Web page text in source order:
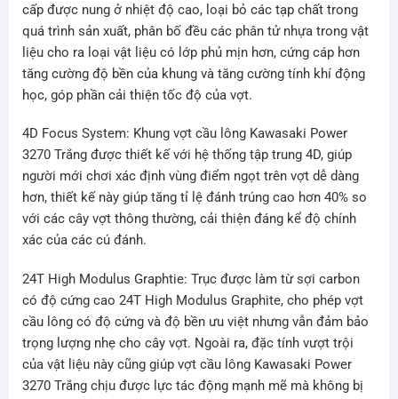
cấp được nung ở nhiệt độ cao, loại bỏ các tạp chất trong
quá trình sản xuất, phân bố đều các phân tử nhựa trong vật
liệu cho ra loại vật liệu có lớp phủ mịn hơn, cứng cáp hơn
tăng cường độ bền của khung và tăng cường tính khí động
học, góp phần cải thiện tốc độ của vợt.
4D Focus System: Khung vợt cầu lông Kawasaki Power
3270 Trắng được thiết kế với hệ thống tập trung 4D, giúp
người mới chơi xác định vùng điểm ngọt trên vợt dễ dàng
hơn, thiết kế này giúp tăng tỉ lệ đánh trúng cao hơn 40% so
với các cây vợt thông thường, cải thiện đáng kể độ chính
xác của các cú đánh.
24T High Modulus Graphtie: Trục được làm từ sợi carbon
có độ cứng cao 24T High Modulus Graphite, cho phép vợt
cầu lông có độ cứng và độ bền ưu việt nhưng vẫn đảm bảo
trọng lượng nhẹ cho cây vợt. Ngoài ra, đặc tính vượt trội
của vật liệu này cũng giúp vợt cầu lông Kawasaki Power
3270 Trắng chịu được lực tác động mạnh mẽ mà không bị